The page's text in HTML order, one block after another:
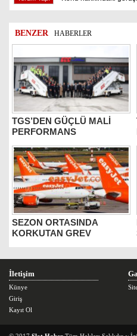
BENZER HABERLER
TGS’DEN GÜÇLÜ MALİ
PERFORMANS
SEZON ORTASINDA
KORKUTAN GREV
İletişim
Künye
Giriş
Kayıt Ol